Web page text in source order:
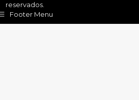
reservados.
Footer Menu